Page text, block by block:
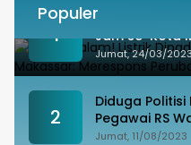
Populer
1
Besok Malam!
Jam se-Kota
Perubahan
Jumat, 24/03/
2
Diduga
Pegawai RS
Tak Terima
Jumat, 11/08/2023